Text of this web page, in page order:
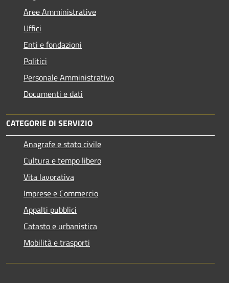
Aree Amministrative
Uffici
Enti e fondazioni
Politici
Personale Amministrativo
Documenti e dati
CATEGORIE DI SERVIZIO
Anagrafe e stato civile
Cultura e tempo libero
Vita lavorativa
Imprese e Commercio
Appalti pubblici
Catasto e urbanistica
Mobilità e trasporti